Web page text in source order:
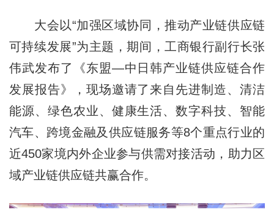
大会以“加强区域协同，推动产业链供应链
可持续发展”为主题，期间，工商银行副行长张
伟武发布了《东盟—中日韩产业链供应链合作
发展报告》，现场邀请了来自先进制造、清洁
能源、绿色农业、健康生活、数字科技、智能
汽车、跨境金融及供应链服务等8个重点行业的
近450家境内外企业参与供需对接活动，助力区
域产业链供应链共赢合作。